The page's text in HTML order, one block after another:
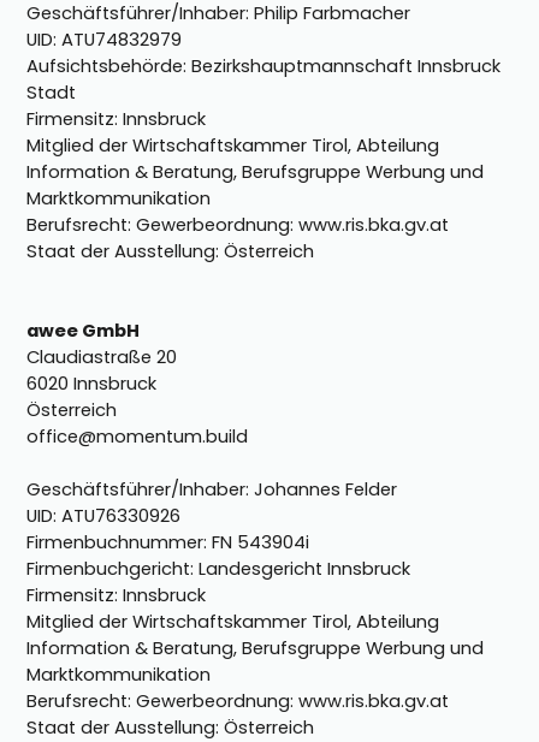
Geschäftsführer/Inhaber: Philip Farbmacher
UID: ATU74832979
Aufsichtsbehörde: Bezirkshauptmannschaft Innsbruck
Stadt
Firmensitz: Innsbruck
Mitglied der Wirtschaftskammer Tirol, Abteilung
Information & Beratung, Berufsgruppe Werbung und
Marktkommunikation
Berufsrecht: Gewerbeordnung: www.ris.bka.gv.at
Staat der Ausstellung: Österreich
awee GmbH
Claudiastraße 20
6020 Innsbruck
Österreich
office@momentum.build
Geschäftsführer/Inhaber: Johannes Felder
UID: ATU76330926
Firmenbuchnummer: FN 543904i
Firmenbuchgericht: Landesgericht Innsbruck
Firmensitz: Innsbruck
Mitglied der Wirtschaftskammer Tirol, Abteilung
Information & Beratung, Berufsgruppe Werbung und
Marktkommunikation
Berufsrecht: Gewerbeordnung: www.ris.bka.gv.at
Staat der Ausstellung: Österreich